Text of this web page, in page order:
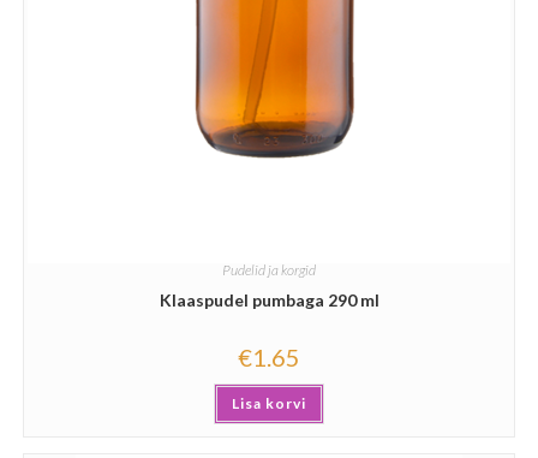
Pudelid ja korgid
Klaaspudel pumbaga 290 ml
€1.65
Lisa korvi